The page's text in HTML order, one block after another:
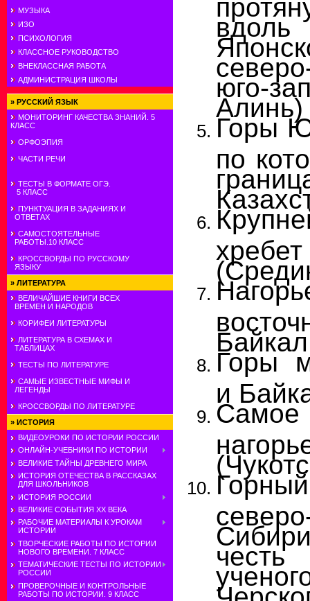
МУЗЫКА
ИЗО
ПСИХОЛОГИЯ
КЛАССНОЕ РУКОВОДСТВО
ВНЕКЛАССНАЯ РАБОТА
АДМИНИСТРАЦИЯ ШКОЛЫ
» РУССКИЙ ЯЗЫК
МОНИТОРИНГ КАЧЕСТВА ЗНАНИЙ. 5
КЛАСС
ОРФОЭПИЯ
ЧАСТИ РЕЧИ
ТЕСТЫ В ФОРМАТЕ ОГЭ.
5 КЛАСС
ПУНКТУАЦИЯ В ЗАДАНИЯХ И
ОТВЕТАХ
САМОСТОЯТЕЛЬНЫЕ
РАБОТЫ.10 КЛАСС
КРОССВОРДЫ ПО РУССКОМУ
ЯЗЫКУ
» ЛИТЕРАТУРА
ВЕЛИЧАЙШИЕ КНИГИ ВСЕХ
ВРЕМЕН И НАРОДОВ
КОРИФЕИ ЛИТЕРАТУРЫ
ЛИТЕРАТУРА В СХЕМАХ И
ТАБЛИЦАХ
ТЕСТЫ ПО ЛИТЕРАТУРЕ
САМЫЕ ИЗВЕСТНЫЕ МИФЫ И
ЛЕГЕНДЫ
КРОССВОРДЫ ПО ЛИТЕРАТУРЕ
» ИСТОРИЯ
ВИДЕОУРОКИ ПО ИСТОРИИ РОССИИ
ОНЛАЙН-УЧЕБНИКИ ПО ИСТОРИИ
ВЕЛИКИЕ ТАЙНЫ ДРЕВНЕГО МИРА
ИСТОРИЯ ОТЕЧЕСТВА В РАССКАЗАХ
ДЛЯ ШКОЛЬНИКОВ
ИСТОРИЯ РОССИИ
ВЕЛИКИЕ СОБЫТИЯ ХХ ВЕКА
РАБОЧИЕ МАТЕРИАЛЫ К УРОКАМ
ИСТОРИИ
ТВОРЧЕСКИЕ РАБОТЫ ПО ИСТОРИИ
НОВОГО ВРЕМЕНИ. 7 КЛАСС
ТЕМАТИЧЕСКИЕ ТЕСТЫ ПО ИСТОРИИ
РОССИИ
ПРОВЕРОЧНЫЕ И КОНТРОЛЬНЫЕ
РАБОТЫ ПО ИСТОРИИ. 9 КЛАСС
юго-
Алинь)
Горы
по
Горы
и
честь